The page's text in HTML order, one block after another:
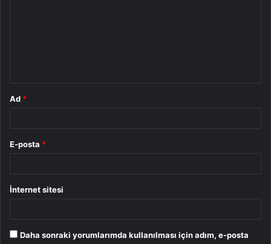
Ad *
E-posta *
İnternet sitesi
Daha sonraki yorumlarımda kullanılması için adım, e-posta